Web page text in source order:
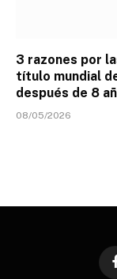
3 razones por
título mundial
después de 8
08/05/2026